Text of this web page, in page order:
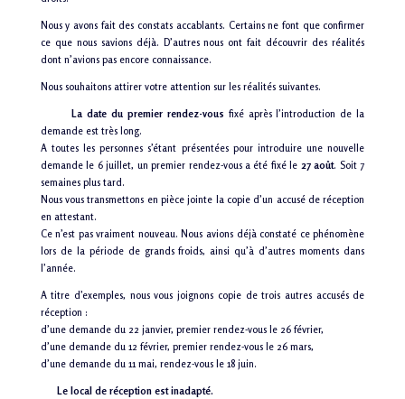
Nous y avons fait des constats accablants. Certains ne font que confirmer
ce que nous savions déjà. D’autres nous ont fait découvrir des réalités
dont n’avions pas encore connaissance.
Nous souhaitons attirer votre attention sur les réalités suivantes.
La date du premier rendez-vous fixé après l’introduction de la
demande est très long.
A toutes les personnes s’étant présentées pour introduire une nouvelle
demande le 6 juillet, un premier rendez-vous a été fixé le 27 août. Soit 7
semaines plus tard.
Nous vous transmettons en pièce jointe la copie d’un accusé de réception
en attestant.
Ce n’est pas vraiment nouveau. Nous avions déjà constaté ce phénomène
lors de la période de grands froids, ainsi qu’à d’autres moments dans
l’année.
A titre d’exemples, nous vous joignons copie de trois autres accusés de
réception :
d’une demande du 22 janvier, premier rendez-vous le 26 février,
d’une demande du 12 février, premier rendez-vous le 26 mars,
d’une demande du 11 mai, rendez-vous le 18 juin.
Le local de réception est inadapté.